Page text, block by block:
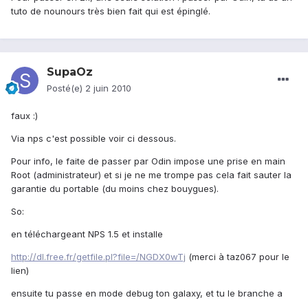
tuto de nounours très bien fait qui est épinglé.
SupaOz
Posté(e) 2 juin 2010
faux :)
Via nps c'est possible voir ci dessous.
Pour info, le faite de passer par Odin impose une prise en main
Root (administrateur) et si je ne me trompe pas cela fait sauter la
garantie du portable (du moins chez bouygues).
So:
en téléchargeant NPS 1.5 et installe
http://dl.free.fr/getfile.pl?file=/NGDX0wTj (merci à taz067 pour le
lien)
ensuite tu passe en mode debug ton galaxy, et tu le branche a